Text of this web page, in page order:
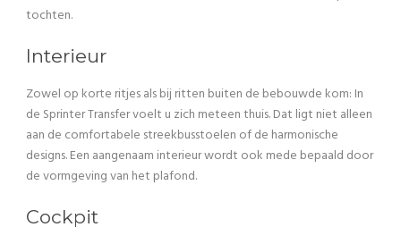
tochten.
Interieur
Zowel op korte ritjes als bij ritten buiten de bebouwde kom: In
de Sprinter Transfer voelt u zich meteen thuis. Dat ligt niet alleen
aan de comfortabele streekbusstoelen of de harmonische
designs. Een aangenaam interieur wordt ook mede bepaald door
de vormgeving van het plafond.
Cockpit